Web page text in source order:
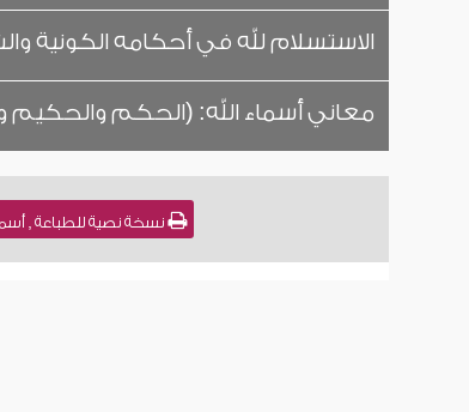
الاستسلام لله في أحكامه الكونية
معاني أسماء الله: (الحكم والحكيم
نسخة نصية للطباعة ,